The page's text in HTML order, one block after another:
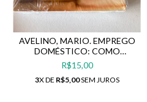
AVELINO, MARIO. EMPREGO
DOMÉSTICO: COMO
GASTAR MENOS DENTRO DA
LEI
R$15,00
3X DE R$5,00SEM JUROS